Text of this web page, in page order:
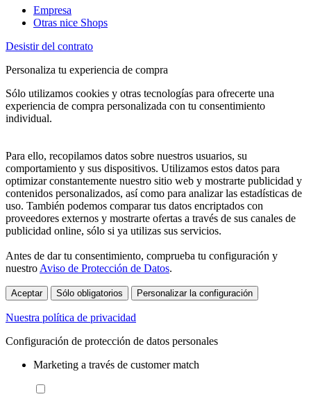
Empresa
Otras nice Shops
Desistir del contrato
Personaliza tu experiencia de compra
Sólo utilizamos cookies y otras tecnologías para ofrecerte una
experiencia de compra personalizada con tu consentimiento
individual.
Para ello, recopilamos datos sobre nuestros usuarios, su
comportamiento y sus dispositivos. Utilizamos estos datos para
optimizar constantemente nuestro sitio web y mostrarte publicidad y
contenidos personalizados, así como para analizar las estadísticas de
uso. También podemos comparar tus datos encriptados con
proveedores externos y mostrarte ofertas a través de sus canales de
publicidad online, sólo si ya utilizas sus servicios.
Antes de dar tu consentimiento, comprueba tu configuración y
nuestro Aviso de Protección de Datos.
Aceptar Sólo obligatorios Personalizar la configuración
Nuestra política de privacidad
Configuración de protección de datos personales
Marketing a través de customer match